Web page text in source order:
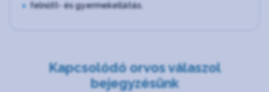
felnőtt- és gyermekellátás.
Kapcsolódó orvos válaszol
bejegyzésünk